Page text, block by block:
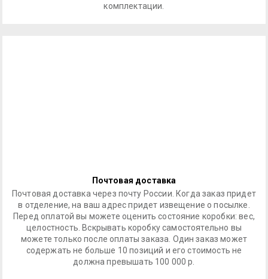
комплектации.
Почтовая доставка
Почтовая доставка через почту России. Когда заказ придет
в отделение, на ваш адрес придет извещение о посылке.
Перед оплатой вы можете оценить состояние коробки: вес,
целостность. Вскрывать коробку самостоятельно вы
можете только после оплаты заказа. Один заказ может
содержать не больше 10 позиций и его стоимость не
должна превышать 100 000 р.